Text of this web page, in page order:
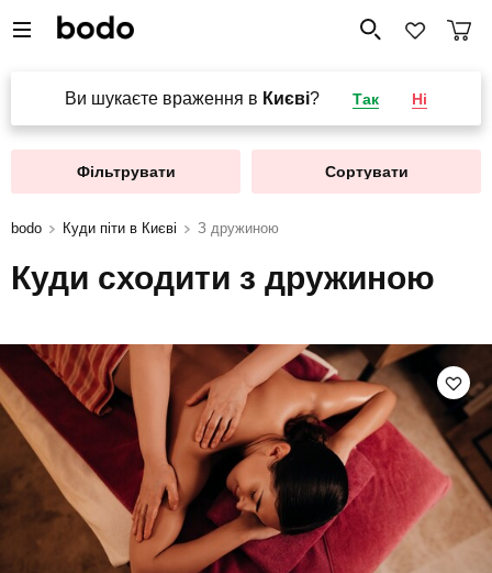
Ви шукаєте враження в Києві? Так Ні
Фільтрувати Сортувати
bodo Куди піти в Києві З дружиною
Куди сходити з дружиною